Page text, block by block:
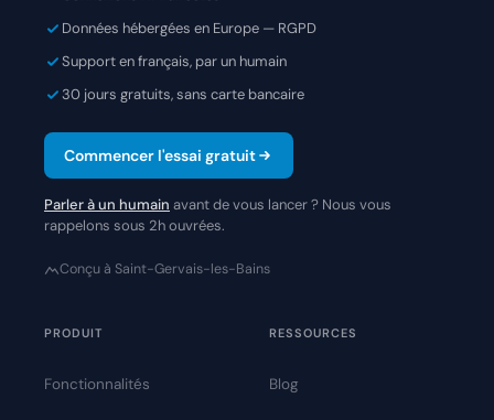
Données hébergées en Europe — RGPD
Support en français, par un humain
30 jours gratuits, sans carte bancaire
Commencer l'essai gratuit
Parler à un humain avant de vous lancer ? Nous vous
rappelons sous 2h ouvrées.
Conçu à Saint-Gervais-les-Bains
PRODUIT
Fonctionnalités
RESSOURCES
Blog